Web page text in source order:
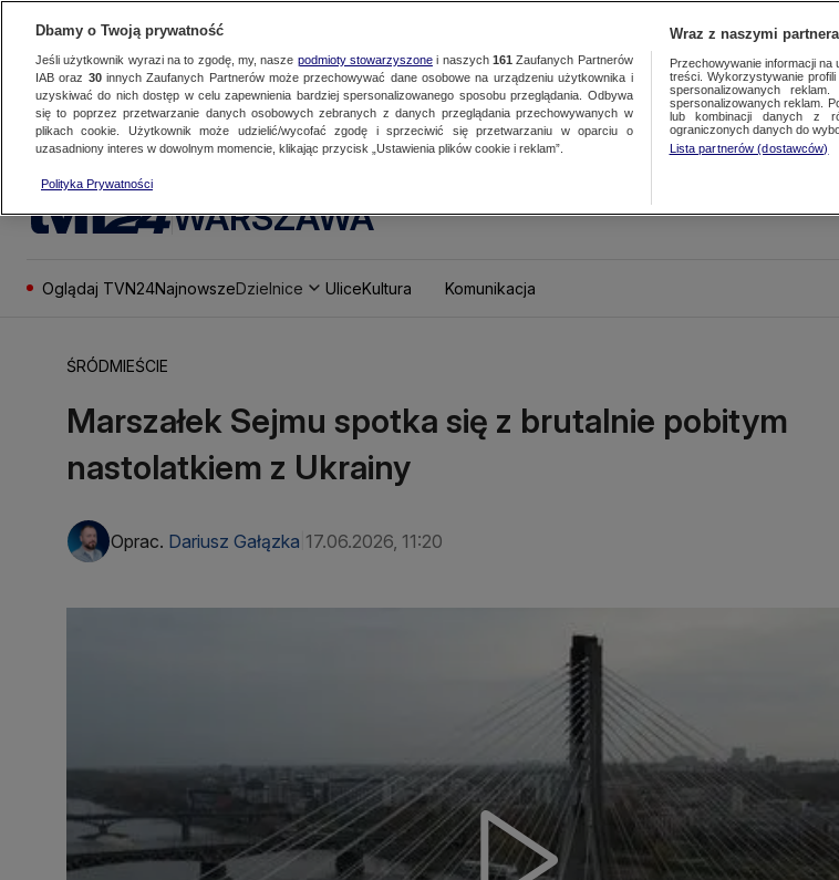
WARSZAWA
Oglądaj TVN24NajnowszeDzielnice UliceKultura Komunikacja
ŚRÓDMIEŚCIE
Marszałek Sejmu spotka się z brutalnie pobitym
nastolatkiem z Ukrainy
Oprac. Dariusz Gałązka 17.06.2026, 11:20
Dbamy o Twoją prywatność
Jeśli użytkownik wyrazi na to zgodę, my, nasze podmioty stowarzyszonei naszych 161 Zaufanych Partnerów
IAB oraz 30innych Zaufanych Partnerów może przechowywać dane osobowe na urządzeniu użytkownika i
uzyskiwać do nich dostęp w celu zapewnienia bardziej spersonalizowanego sposobu przeglądania. Odbywa
się to poprzez przetwarzanie danych osobowych zebranych z danych przeglądania przechowywanych w
plikach cookie. Użytkownik może udzielić/wycofać zgodę i sprzeciwić się przetwarzaniu w oparciu o
uzasadniony interes w dowolnym momencie, klikając przycisk „Ustawienia plików cookie i reklam”.
Polityka Prywatności
Wraz z naszymi
Przechowywanie informacji
treści. Wykorzystywanie
spersonalizowanych
spersonalizowanych reklam.
lub kombinacji danych z
ograniczonych danych do
Lista partnerów (dostawców)